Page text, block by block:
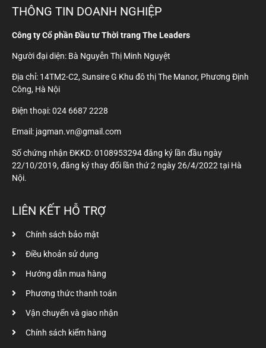
THÔNG TIN DOANH NGHIỆP
Công ty Cổ phần Đầu tư Thời trang The Leaders
Người đại diện: Bà Nguyễn Thị Minh Nguyệt
Địa chỉ: 14TM2-C2, Sunsire G Khu đô thị The Manor, Phương Định
Công, Hà Nội
Điện thoại:024 6687 2228
Email: jagman.vn@gmail.com
Số chứng nhận ĐKKD: 0108953294 đăng ký lần đầu ngày
22/10/2019, đăng ký thay đổi lần thứ 2 ngày 26/4/2022 tại Hà
Nội.
LIÊN KẾT HỖ TRỢ
Chính sách bảo mật
Điều khoản sử dụng
Hướng dẫn mua hàng
Phương thức thanh toán
Vận chuyển và giao nhận
Chính sách kiểm hàng